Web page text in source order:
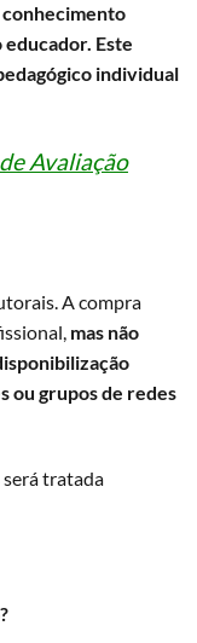
Este
individual
Avaliação
A compra
mas não
ou grupos de redes
tratada